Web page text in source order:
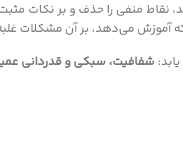
نقاط منفی را حذف و بر نکات
آموزش می‌دهد، بر آن مشکلات
شفافیت، سبکی و قدردانی